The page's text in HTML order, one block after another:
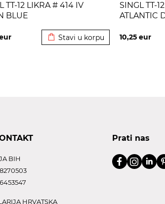
TT-12 LIKRA # 414 IV
BLUE
Stavi u korpu
SINGL TT-
ATLANTIC
10,25 eur
BIH
HRVATSKA
Prati nas